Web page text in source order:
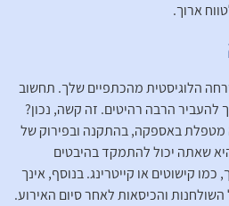
ארוך.
הלוגיסטית מהכתפיים שלך. תחשוב
להעביר הרבה רהיטים. זה קשה, נכון?
באספקה, בהתקנה ובפירוק של
שאתה יכול להתמקד בהיבטים
קישוטים או קייטרינג. בנוסף, אינך
והכיסאות לאחר סיום האירוע.